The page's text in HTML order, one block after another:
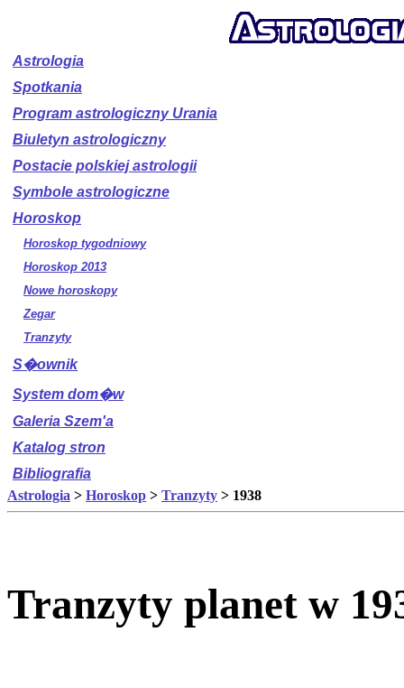
Astrologia
Spotkania
Program astrologiczny Urania
Biuletyn astrologiczny
Postacie polskiej astrologii
Symbole astrologiczne
Horoskop
Horoskop tygodniowy
Horoskop 2013
Nowe horoskopy
Zegar
Tranzyty
S�ownik
System dom�w
Galeria Szem'a
Katalog stron
Bibliografia
Astrologia > Horoskop > Tranzyty > 1938
Tranzyty planet w